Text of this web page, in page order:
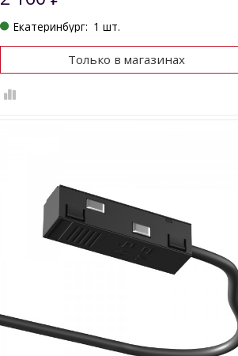
Екатеринбург: 1 шт.
Только в магазинах